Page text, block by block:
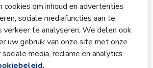
cookies om inhoud en advertenties
sociale mediafuncties aan te
verkeer te analyseren. We delen ook
uw gebruik van onze site met onze
media, reclame en analytics.